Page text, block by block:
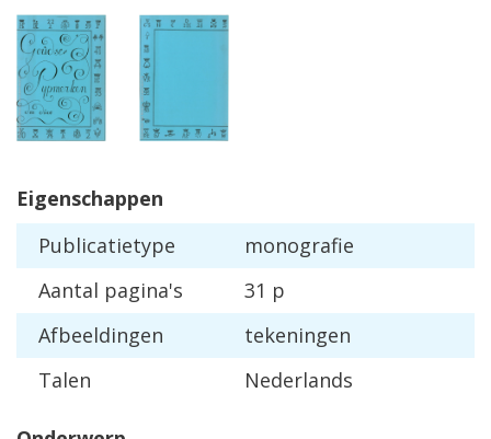
Eigenschappen
Publicatietype
monografie
Aantal pagina's
31 p
Afbeeldingen
tekeningen
Talen
Nederlands